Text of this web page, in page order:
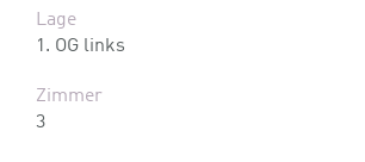
Lage
1. OG links
Zimmer
3